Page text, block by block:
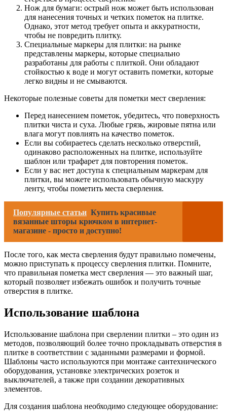
Нож для бумаги: острый нож может быть использован
для нанесения точных и четких пометок на плитке.
Однако, этот метод требует опыта и аккуратности,
чтобы не повредить плитку.
Специальные маркеры для плитки: на рынке
представлены маркеры, которые специально
разработаны для работы с плиткой. Они обладают
стойкостью к воде и могут оставить пометки, которые
легко видны и не смываются.
Некоторые полезные советы для пометки мест сверления:
Перед нанесением пометок, убедитесь, что поверхность
плитки чиста и суха. Любые грязь, жировые пятна или
влага могут повлиять на качество пометок.
Если вы собираетесь сделать несколько отверстий,
одинаково расположенных на плитке, используйте
шаблон или трафарет для повторения пометок.
Если у вас нет доступа к специальным маркерам для
плитки, вы можете использовать обычную маскуру
ленту, чтобы пометить места сверления.
Популярные статьи Купить красивые
вязанные шторы крючком в интернет-
магазине - просто и доступно!
После того, как места сверления будут правильно помечены,
можно приступать к процессу сверления плитки. Помните,
что правильная пометка мест сверления — это важный шаг,
который позволяет избежать ошибок и получить точные
отверстия в плитке.
Использование шаблона
Использование шаблона при сверлении плитки – это один из
методов, позволяющий более точно прокладывать отверстия в
плитке в соответствии с заданными размерами и формой.
Шаблоны часто используются при монтаже сантехнического
оборудования, установке электрических розеток и
выключателей, а также при создании декоративных
элементов.
Для создания шаблона необходимо следующее оборудование: